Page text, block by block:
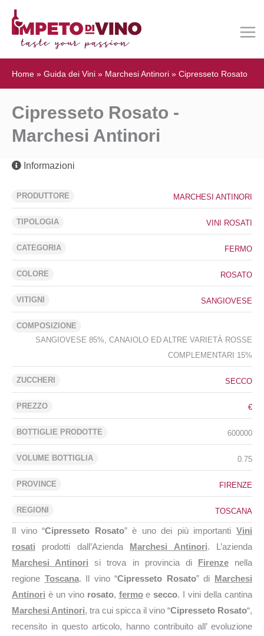
Home » Guida dei Vini » Marchesi Antinori » Cipresseto Rosato
Cipresseto Rosato -
Marchesi Antinori
Informazioni
PRODUTTORE MARCHESI ANTINORI
TIPOLOGIA VINI ROSATI
CATEGORIA FERMO
COLORE ROSATO
VITIGNI SANGIOVESE
COMPOSIZIONE
SANGIOVESE 85%, CANAIOLO ED ALTRE VARIETÀ ROSSE
COMPLEMENTARI 15%
ZUCCHERI SECCO
PREZZO €
BOTTIGLIE PRODOTTE 600000
VOLUME BOTTIGLIA 0.75
PROVINCE FIRENZE
REGIONI TOSCANA
Il vino “Cipresseto Rosato” è uno dei più importantiVini
rosati prodotti dall’Azienda Marchesi Antinori. L’azienda
Marchesi Antinori si trova in provincia di Firenzenella
regione Toscana. Il vino “Cipresseto Rosato” di Marchesi
Antinori è un vino rosato, fermoesecco. I vini della cantina
Marchesi Antinori, tra cui spicca il vino “Cipresseto Rosato“,
recensito in questo articolo, hanno contribuito all’ evoluzione